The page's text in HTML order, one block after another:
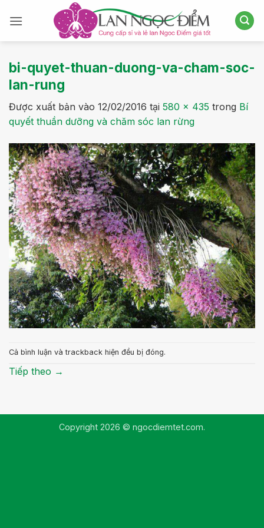
qua
bi-quyet-thuan-duong-va-cham-soc-
lan-rung
Được xuất bản vào 12/02/2016 tại 580 × 435 trong Bí
quyết thuần dưỡng và chăm sóc lan rừng
Cả bình luận và trackback hiện đều bị đóng.
Tiếp theo →
Copyright 2026 © ngocdiemtet.com.